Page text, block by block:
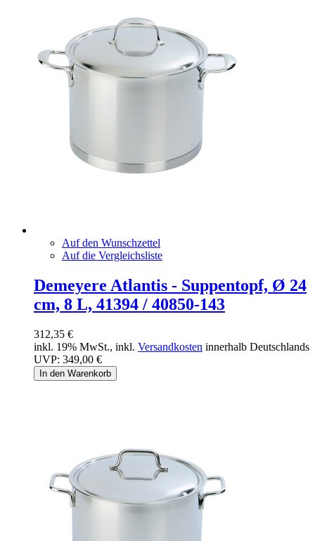
Auf den Wunschzettel
Auf die Vergleichsliste
Demeyere Atlantis - Suppentopf, Ø 24
cm, 8 L, 41394 / 40850-143
312,35 €
inkl. 19% MwSt., inkl. Versandkosten innerhalb Deutschlands
UVP: 349,00 €
In den Warenkorb